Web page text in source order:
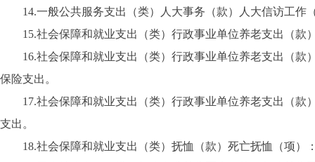
14.一般公共服务支出（类）人大事务（款）人大信访工作
15.社会保障和就业支出（类）行政事业单位养老支出（款
16.社会保障和就业支出（类）行政事业单位养老支出（款
保险支出。
17.社会保障和就业支出（类）行政事业单位养老支出（款
支出。
18.社会保障和就业支出（类）抚恤（款）死亡抚恤（项）